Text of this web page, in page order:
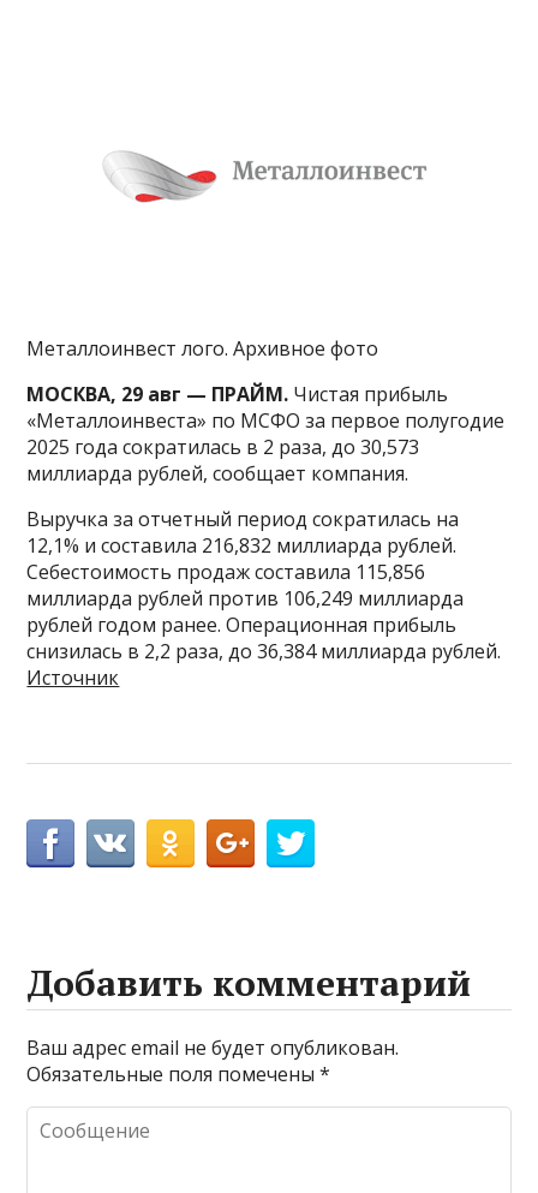
Металлоинвест лого. Архивное фото
МОСКВА, 29 авг — ПРАЙМ. Чистая прибыль
«Металлоинвеста» по МСФО за первое полугодие
2025 года сократилась в 2 раза, до 30,573
миллиарда рублей, сообщает компания.
Выручка за отчетный период сократилась на
12,1% и составила 216,832 миллиарда рублей.
Себестоимость продаж составила 115,856
миллиарда рублей против 106,249 миллиарда
рублей годом ранее. Операционная прибыль
снизилась в 2,2 раза, до 36,384 миллиарда рублей.
Источник
Добавить комментарий
Ваш адрес email не будет опубликован.
Обязательные поля помечены*